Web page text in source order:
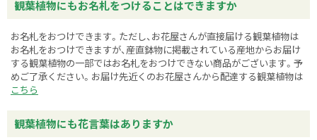
観葉植物にもお名札をつけることはできますか
お名札をおつけできます。ただし、お花屋さんが直接届ける観葉植物は
お名札をおつけできますが、産直鉢物に掲載されている産地からお届け
する観葉植物の一部ではお名札をおつけできない商品がございます。予
めご了承ください。お届け先近くのお花屋さんから配達する観葉植物は
こちら
観葉植物にも花言葉はありますか